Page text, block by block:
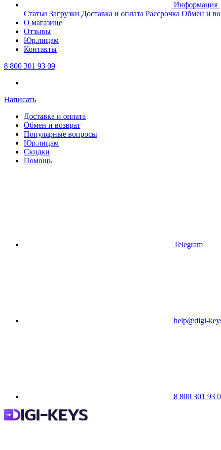
Информация
Статьи Загрузки Доставка и оплата Рассрочка Обмен и
О магазине
Отзывы
Юр.лицам
Контакты
8 800 301 93 09
Написать
Доставка и оплата
Обмен и возврат
Популярные вопросы
Юр.лицам
Скидки
Помощь
Telegram
help@digi-
8 800 301 93